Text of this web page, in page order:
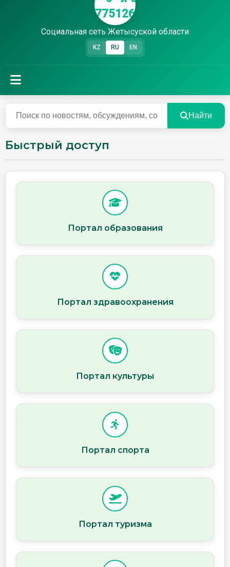
Социальная сеть Жетысуской области
KZ RU EN
Найти
Быстрый доступ
Портал образования
Портал здравоохранения
Портал культуры
Портал спорта
Портал туризма